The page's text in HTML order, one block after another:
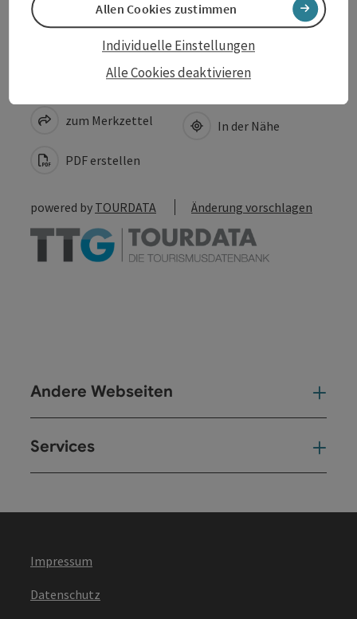
Beitrag merken
zum Merkzettel
PDF erstellen
In der Nähe
powered by TOURDATA Änderung vorschlagen
Andere Webseiten
Services
Impressum
Datenschutz
Alle Cookies deaktivieren
Individuelle Einstellungen
Allen Cookies zustimmen